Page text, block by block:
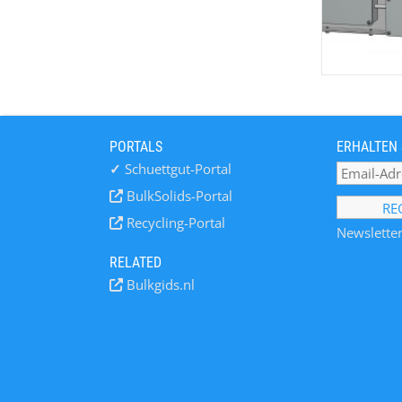
PORTALS
✓ Schuettgut-Portal
BulkSolids-Portal
Recycling-Portal
RELATED
Bulkgids.nl